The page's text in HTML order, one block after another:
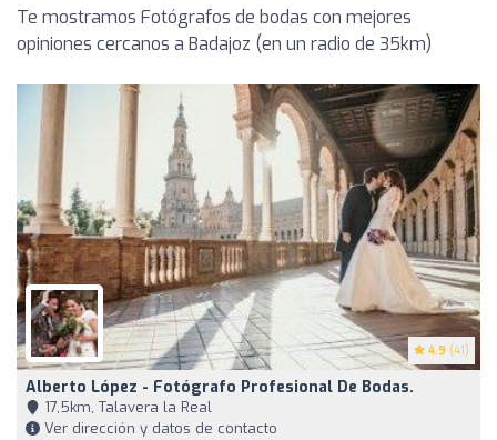
Te mostramos Fotógrafos de bodas con mejores
opiniones cercanos a Badajoz (en un radio de 35km)
4.9 (41)
Alberto López - Fotógrafo Profesional De Bodas.
17,5km, Talavera la Real
Ver dirección y datos de contacto